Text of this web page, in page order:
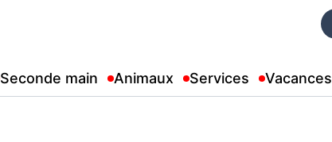
Seconde main Animaux Services Vacances